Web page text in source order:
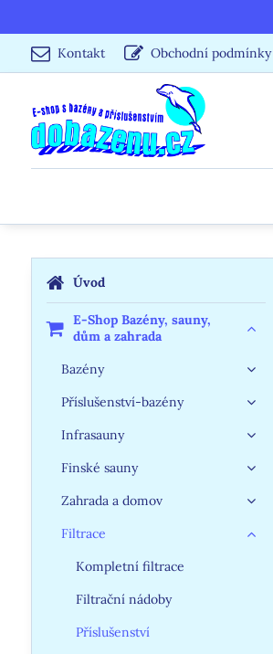
Kontakt Obchodní podmínky
Úvod
E-Shop Bazény, sauny,
dům a zahrada
Bazény
Příslušenství-bazény
Infrasauny
Finské sauny
Zahrada a domov
Filtrace
Kompletní filtrace
Filtrační nádoby
Příslušenství